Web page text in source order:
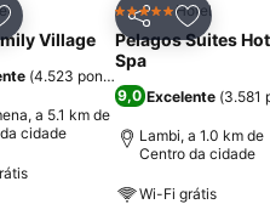
aos favoritos
Village
(4.523 pontuações
a 5.1 km de
cidade
Partilhar
5 EstrelasHotel
Pelagos Suites
Spa
9,0 Excelente (3.581
Lambi, a 1.0 km de
Centro da cidade
Wi-Fi grátis